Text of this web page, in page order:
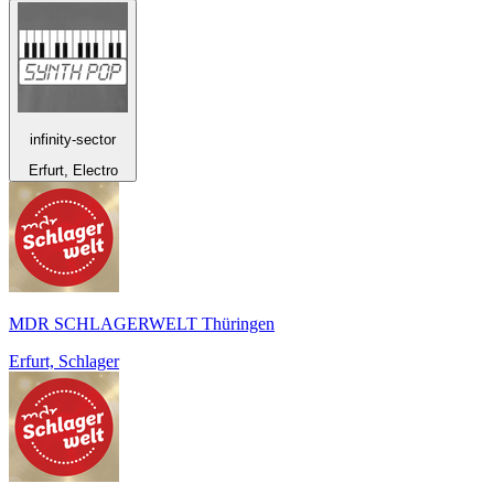
infinity-sector
Erfurt, Electro
MDR SCHLAGERWELT Thüringen
Erfurt, Schlager